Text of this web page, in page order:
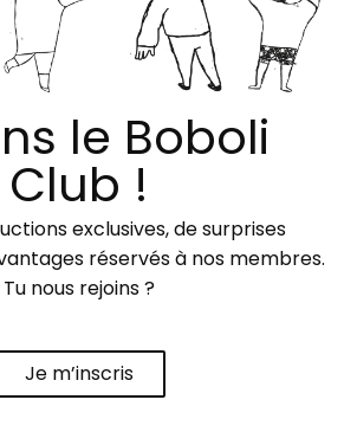
le Boboli
Club !
exclusives, de surprises
réservés à nos membres.
Tu nous rejoins ?
Je m’inscris